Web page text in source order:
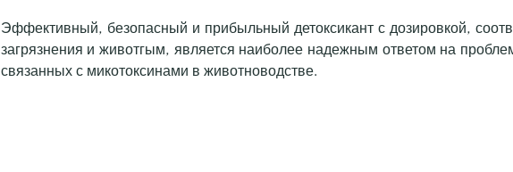
Эффективный, безопасный и прибыльный детоксикант с дозировкой,
загрязнения и животгым, является наиболее надежным ответом на
связанных с микотоксинами в животноводстве.